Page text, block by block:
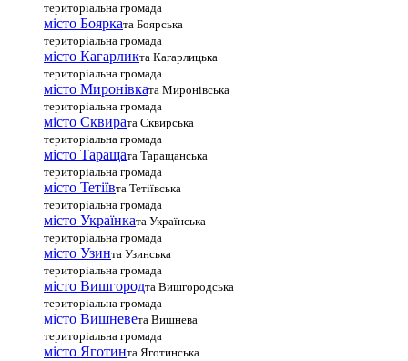
територіальна громада
місто Боярката Боярська
територіальна громада
місто Кагарликта Кагарлицька
територіальна громада
місто Миронівката Миронівська
територіальна громада
місто Сквирата Сквирська
територіальна громада
місто Таращата Таращанська
територіальна громада
місто Тетіївта Тетіївська
територіальна громада
місто Українката Українська
територіальна громада
місто Узинта Узинська
територіальна громада
місто Вишгородта Вишгородська
територіальна громада
місто Вишневета Вишнева
територіальна громада
місто Яготинта Яготинська